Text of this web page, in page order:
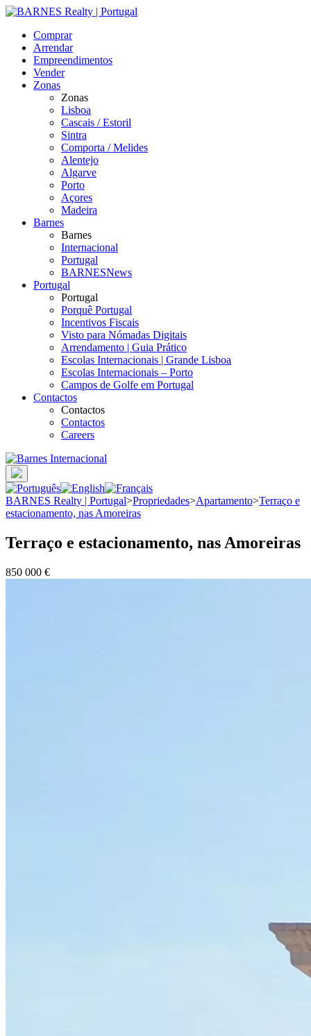
Comprar
Arrendar
Empreendimentos
Vender
Zonas
Zonas
Lisboa
Cascais / Estoril
Sintra
Comporta / Melides
Alentejo
Algarve
Porto
Açores
Madeira
Barnes
Barnes
Internacional
Portugal
BARNESNews
Portugal
Portugal
Porquê Portugal
Incentivos Fiscais
Visto para Nómadas Digitais
Arrendamento | Guia Prático
Escolas Internacionais | Grande Lisboa
Escolas Internacionais – Porto
Campos de Golfe em Portugal
Contactos
Contactos
Contactos
Careers
BARNES Realty | Portugal>Propriedades>Apartamento>Terraço e
estacionamento, nas Amoreiras
Terraço e estacionamento, nas Amoreiras
850 000 €